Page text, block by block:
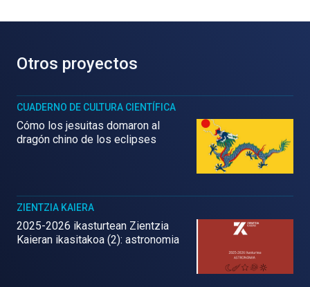
Otros proyectos
CUADERNO DE CULTURA CIENTÍFICA
Cómo los jesuitas domaron al
dragón chino de los eclipses
ZIENTZIA KAIERA
2025-2026 ikasturtean Zientzia
Kaieran ikasitakoa (2): astronomia